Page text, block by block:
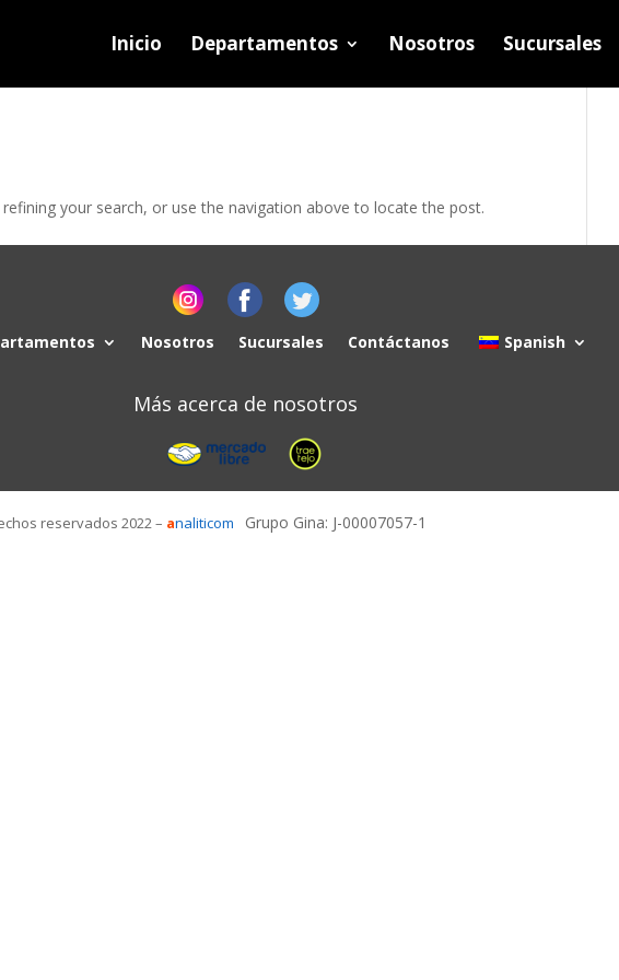
Inicio Departamentos Nosotros Sucursales
your search, or use the navigation above to locate the post.
Nosotros Sucursales Contáctanos Spanish
Más acerca de nosotros
reservados 2022 – analiticom Grupo Gina: J-00007057-1